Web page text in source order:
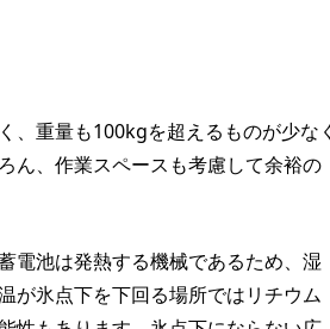
、重量も100kgを超えるものが少な
ん、作業スペースも考慮して余裕の
電池は発熱する機械であるため、湿
が氷点下を下回る場所ではリチウム